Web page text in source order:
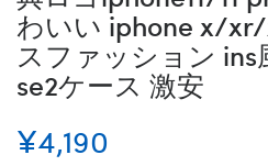
わいい iphone x/
スファッション
se2ケース 激安
¥4,190